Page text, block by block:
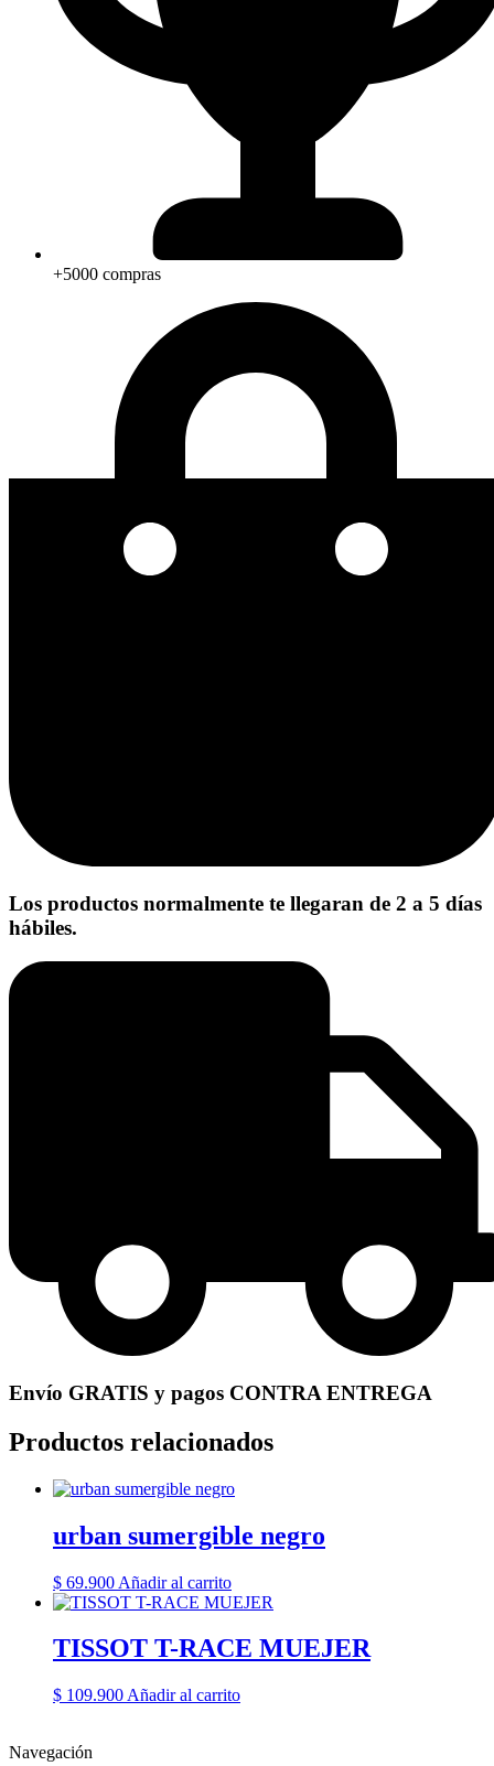
+5000 compras
Los productos normalmente te llegaran de 2 a 5 días
hábiles.
Envío GRATIS y pagos CONTRA ENTREGA
Productos relacionados
urban sumergible negro
$ 69.900 Añadir al carrito
TISSOT T-RACE MUEJER
$ 109.900 Añadir al carrito
Navegación